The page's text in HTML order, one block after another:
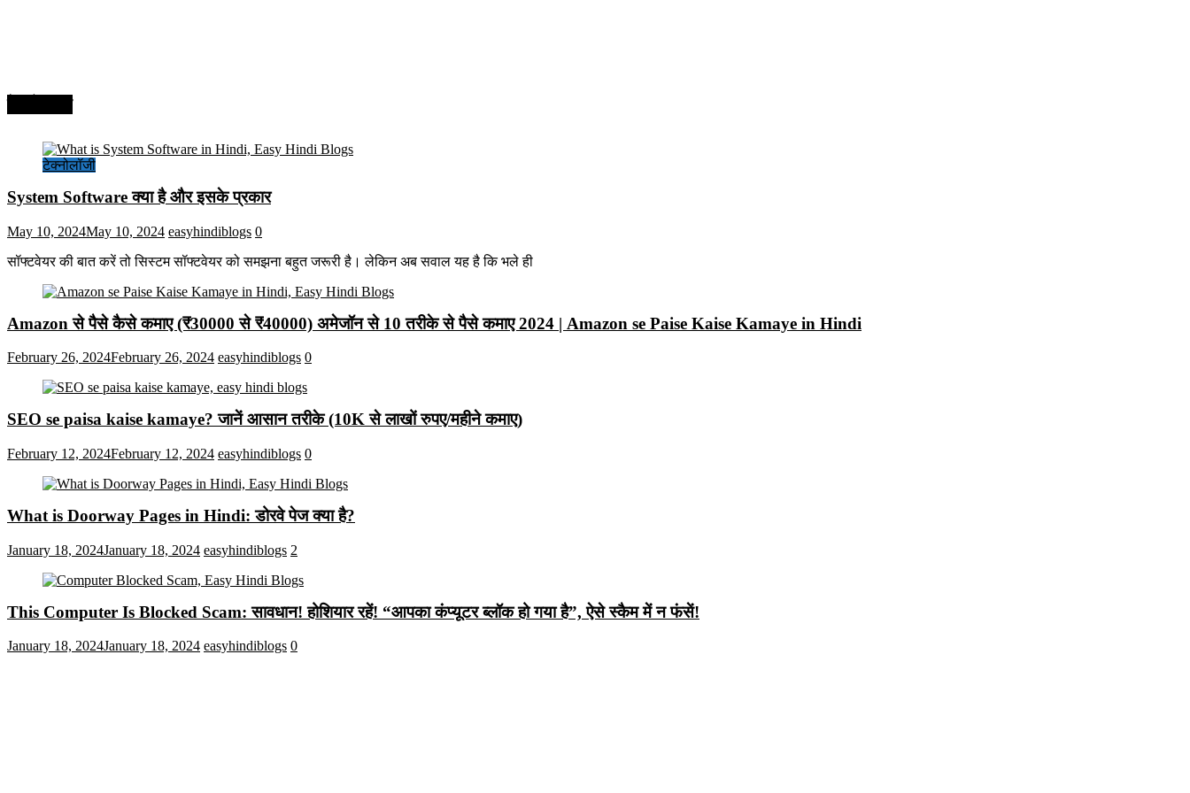
टेक्नोलॉजी
System Software क्या है और इसके प्रकार
May 10, 2024May 10, 2024 easyhindiblogs 0
सॉफ्टवेयर की बात करें तो सिस्टम सॉफ्टवेयर को समझना बहुत जरूरी है। लेकिन अब सवाल यह है कि भले ही
Amazon से पैसे कैसे कमाए (₹30000 से ₹40000) अमेजॉन से 10 तरीके से पैसे कमाए 2024 | Amazon se Paise Kaise Kamaye in Hindi
February 26, 2024February 26, 2024 easyhindiblogs 0
SEO se paisa kaise kamaye? जानें आसान तरीके (10K से लाखों रुपए/महीने कमाए)
February 12, 2024February 12, 2024 easyhindiblogs 0
What is Doorway Pages in Hindi: डोरवे पेज क्या है?
January 18, 2024January 18, 2024 easyhindiblogs 2
This Computer Is Blocked Scam: सावधान! होशियार रहें! “आपका कंप्यूटर ब्लॉक हो गया है”, ऐसे स्कैम में न फंसें!
January 18, 2024January 18, 2024 easyhindiblogs 0